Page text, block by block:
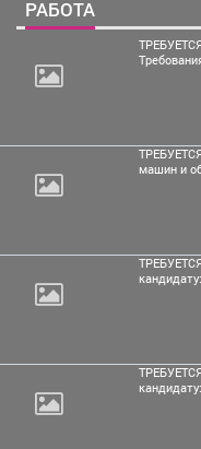
РАБОТА
машин и